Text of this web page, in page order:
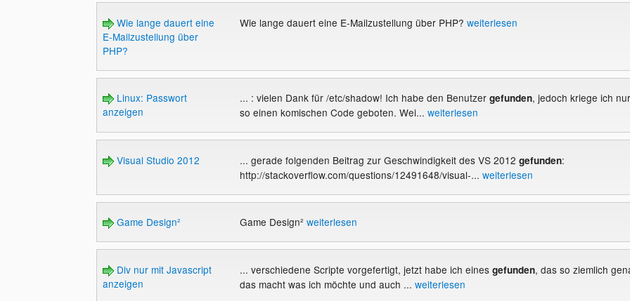
Wie lange dauert eine
E-Mailzustellung über
PHP?
Wie lange dauert eine E-Mailzustellung über PHP? weiterlesen
Linux: Passwort
anzeigen
... : vielen Dank für /etc/shadow! Ich habe den Benutzergefunden, jedoch kriege ich nur
so einen komischen Code geboten. Wei... weiterlesen
Visual Studio 2012 ... gerade folgenden Beitrag zur Geschwindigkeit des VS 2012 gefunden:
http://stackoverflow.com/questions/12491648/visual-... weiterlesen
Game Design² Game Design² weiterlesen
Div nur mit Javascript
anzeigen
... verschiedene Scripte vorgefertigt, jetzt habe ich einesgefunden, das so ziemlich
das macht was ich möchte und auch ... weiterlesen